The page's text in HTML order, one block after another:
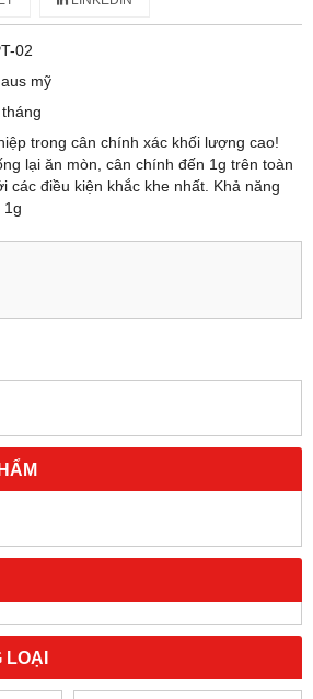
02
mỹ
trong cân chính xác khối lượng cao!
lại ăn mòn, cân chính đến 1g trên toàn
các điều kiện khắc khe nhất. Khả năng
1g